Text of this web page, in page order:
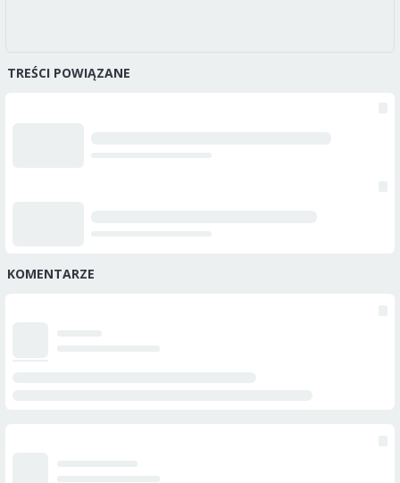
TREŚCI POWIĄZANE
KOMENTARZE